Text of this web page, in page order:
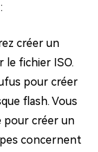
créer un
le fichier ISO.
pour créer
flash. Vous
pour créer un
concernent